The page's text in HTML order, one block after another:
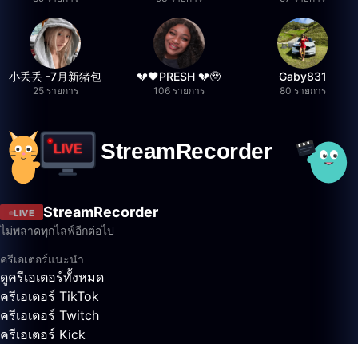
小丢丢 -7月新猪包
25 รายการ
💔🖤PRESH 💔🥹
106 รายการ
Gaby831
80 รายการ
LIVE StreamRecorder
ไม่พลาดทุกไลฟ์อีกต่อไป
ครีเอเตอร์แนะนำ
ดูครีเอเตอร์ทั้งหมด
ครีเอเตอร์ TikTok
ครีเอเตอร์ Twitch
ครีเอเตอร์ Kick